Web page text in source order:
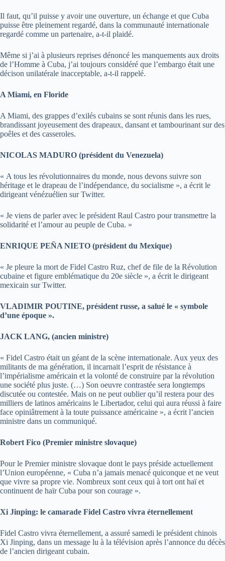
Il faut, qu’il puisse y avoir une ouverture, un échange et que Cuba
puisse être pleinement regardé, dans la communauté internationale
regardé comme un partenaire, a-t-il plaidé.
Même si j’ai à plusieurs reprises dénoncé les manquements aux droits
de l’Homme à Cuba, j’ai toujours considéré que l’embargo était une
décison unilatérale inacceptable, a-t-il rappelé.
A Miami, en Floride
A Miami, des grappes d’exilés cubains se sont réunis dans les rues,
brandissant joyeusement des drapeaux, dansant et tambourinant sur des
poêles et des casseroles.
NICOLAS MADURO (président du Venezuela)
« A tous les révolutionnaires du monde, nous devons suivre son
héritage et le drapeau de l’indépendance, du socialisme », a écrit le
dirigeant vénézuélien sur Twitter.
« Je viens de parler avec le président Raul Castro pour transmettre la
solidarité et l’amour au peuple de Cuba. »
ENRIQUE PEÑA NIETO (président du Mexique)
« Je pleure la mort de Fidel Castro Ruz, chef de file de la Révolution
cubaine et figure emblématique du 20e siècle », a écrit le dirigeant
mexicain sur Twitter.
VLADIMIR POUTINE, président russe, a salué le « symbole
d’une époque ».
JACK LANG, (ancien ministre)
« Fidel Castro était un géant de la scène internationale. Aux yeux des
militants de ma génération, il incarnait l’esprit de résistance à
l’impérialisme américain et la volonté de construire par la révolution
une société plus juste. (…) Son oeuvre contrastée sera longtemps
discutée ou contestée. Mais on ne peut oublier qu’il restera pour des
milliers de latinos américains le Libertador, celui qui aura réussi à faire
face opiniâtrement à la toute puissance américaine », a écrit l’ancien
ministre dans un communiqué.
Robert Fico (Premier ministre slovaque)
Pour le Premier ministre slovaque dont le pays préside actuellement
l’Union européenne, « Cuba n’a jamais menacé quiconque et ne veut
que vivre sa propre vie. Nombreux sont ceux qui à tort ont haï et
continuent de haïr Cuba pour son courage ».
Xi Jinping: le camarade Fidel Castro vivra éternellement
Fidel Castro vivra éternellement, a assuré samedi le président chinois
Xi Jinping, dans un message lu à la télévision après l’annonce du décès
de l’ancien dirigeant cubain.